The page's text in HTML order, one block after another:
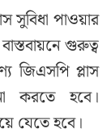
পাওয়ার
গুরুত্ব
জিএসপি প্লাস
করতে হবে।
যেতে হবে।